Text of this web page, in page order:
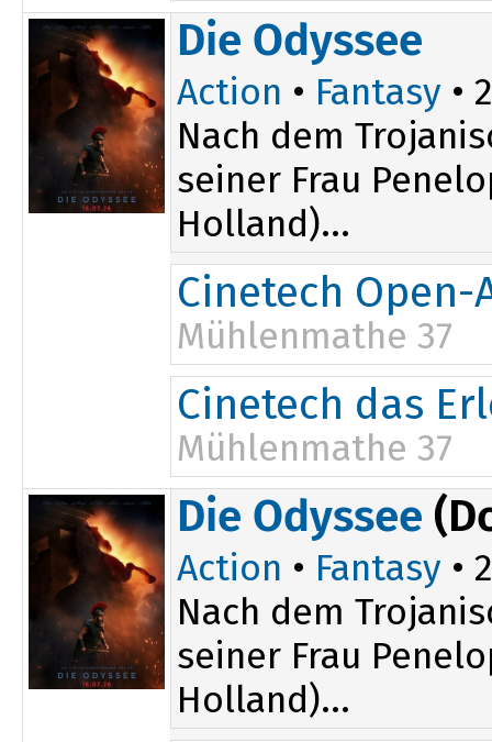
14:15
17:15
Die Odyssee
Action • Fantasy •
Nach dem
seiner Frau
Holland)...
Cinetech Open-
Mühlenmathe 37
17:00
Cinetech das
Mühlenmathe 37
17:00
19:15
Die Odyssee
Action • Fantasy •
Nach dem
seiner Frau
Holland)...